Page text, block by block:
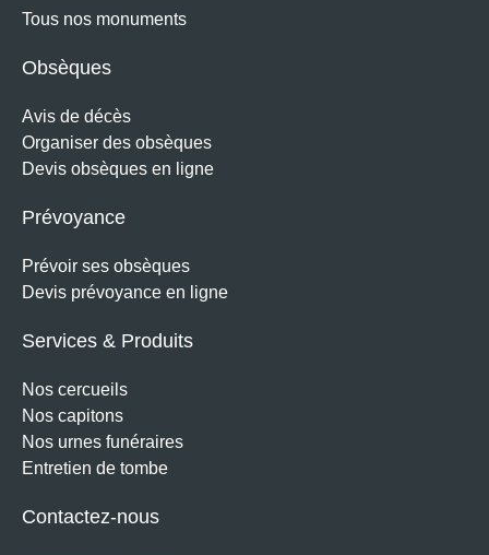
Tous nos monuments
Obsèques
Avis de décès
Organiser des obsèques
Devis obsèques en ligne
Prévoyance
Prévoir ses obsèques
Devis prévoyance en ligne
Services & Produits
Nos cercueils
Nos capitons
Nos urnes funéraires
Entretien de tombe
Contactez-nous